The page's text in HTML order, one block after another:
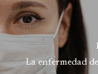
La enfermedad